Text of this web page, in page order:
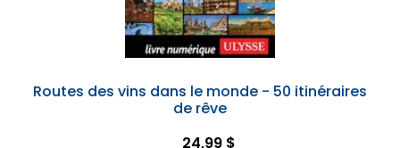
Routes des vins dans le monde - 50 itinéraires
de rêve
24,99 $